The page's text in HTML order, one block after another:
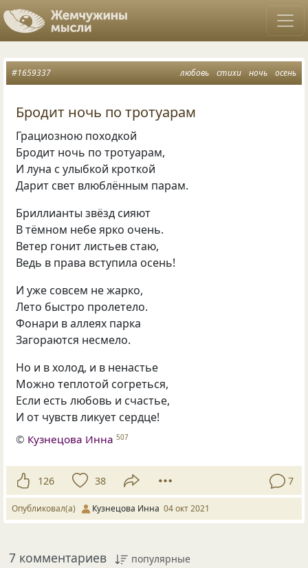
любовь стихи ночь осень
#1659337
Бродит ночь по тротуарам
Грациозною походкой
Бродит ночь по тротуарам,
И луна с улыбкой кроткой
Дарит свет влюблённым парам.
Бриллианты звёзд сияют
В тёмном небе ярко очень.
Ветер гонит листьев стаю,
Ведь в права вступила осень!
И уже совсем не жарко,
Лето быстро пролетело.
Фонари в аллеях парка
Загораются несмело.
Но и в холод, и в ненастье
Можно теплотой согреться,
Если есть любовь и счастье,
И от чувств ликует сердце!
© Кузнецова Инна 507
126 38 7
Опубликовал(а) Кузнецова Инна 04 окт 2021
7 комментариев популярные